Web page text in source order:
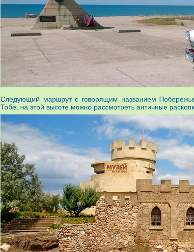
Следующий маршрут с говорящим названием
Тобе, на этой высоте можно рассмотреть античные